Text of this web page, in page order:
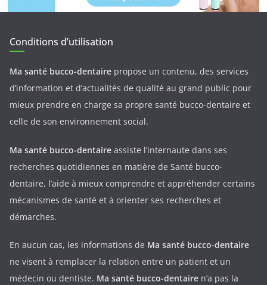
Conditions d’utilisation
Ma santé bucco-dentaire propose un contenu, des services
d’information et d’actualités de qualité au grand public pour
mieux prendre en charge sa propre santé bucco-dentaire et
celle de son environnement social.
Ma santé bucco-dentaire assiste l’internaute dans ses
recherches quotidiennes en matière de Santé bucco-
dentaire, l’aide à mieux comprendre et appréhender certains
mécanismes de santé et à orienter ses recherches et
démarches.
En aucun cas, les informations de Ma santé bucco-dentaire
ne visent à remplacer la relation entre un patient et un
médecin ou dentiste. Ma santé bucco-dentaire n’a pas la